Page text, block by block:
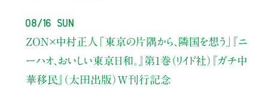
08/16 Sun
ZON×中村正人 「東京の片隅から、隣国を想う」
『ニ
ーハオ、おいしい東京日和。』第1巻（リイド社） 『ガチ中
華移民』（太田出版）W刊行記念